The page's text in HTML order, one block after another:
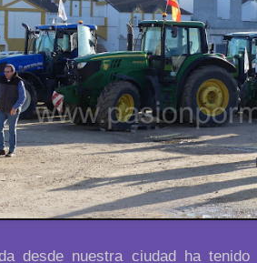
desde nuestra ciudad ha